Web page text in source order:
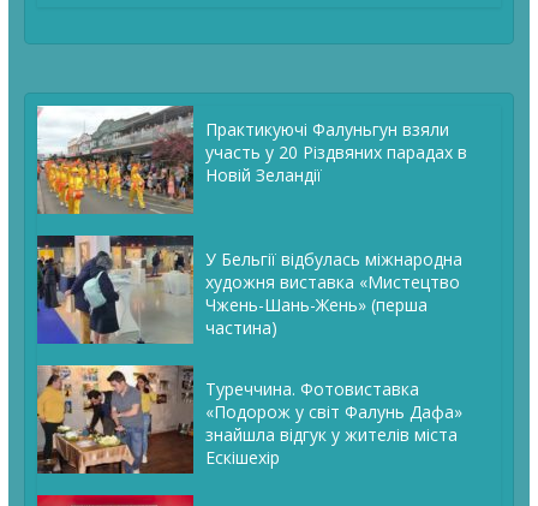
Практикуючі Фалуньгун взяли
участь у 20 Різдвяних парадах в
Новій Зеландії
У Бельгії відбулась міжнародна
художня виставка «Мистецтво
Чжень-Шань-Жень» (перша
частина)
Туреччина. Фотовиставка
«Подорож у світ Фалунь Дафа»
знайшла відгук у жителів міста
Ескішехір